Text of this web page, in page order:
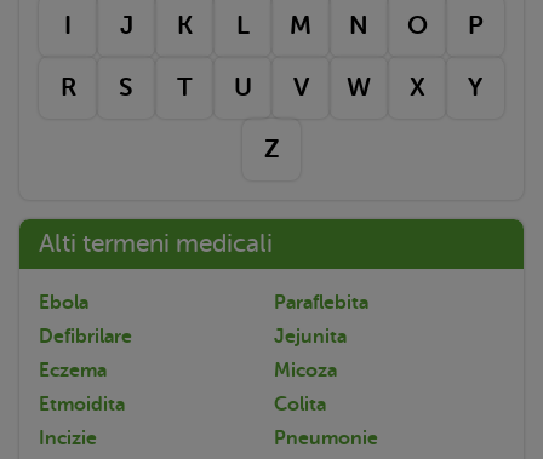
I J K L M N O P
R S T U V W X Y
Z
Alti termeni medicali
Ebola
Paraflebita
Defibrilare
Jejunita
Eczema
Micoza
Etmoidita
Colita
Incizie
Pneumonie